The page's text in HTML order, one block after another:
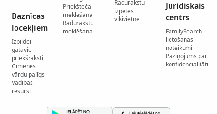
Baznīcas
locekļiem
Izpildei
gatavie
priekšraksti
Ģimenes
vārdu palīgs
Vadības
resursi
Priekšteča
meklēšana
Radurakstu
meklēšana
Radurakstu
izpētes
vikivietne
Juridiskais
centrs
FamilySearch
lietošanas
noteikumi
Paziņojums par
konfidencialitāti